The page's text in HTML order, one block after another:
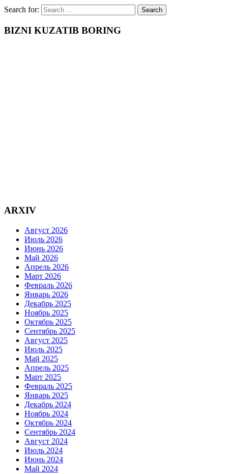
Search for:
BIZNI KUZATIB BORING
ARXIV
Август 2026
Июль 2026
Июнь 2026
Май 2026
Апрель 2026
Март 2026
Февраль 2026
Январь 2026
Декабрь 2025
Ноябрь 2025
Октябрь 2025
Сентябрь 2025
Август 2025
Июль 2025
Май 2025
Апрель 2025
Март 2025
Февраль 2025
Январь 2025
Декабрь 2024
Ноябрь 2024
Октябрь 2024
Сентябрь 2024
Август 2024
Июль 2024
Июнь 2024
Май 2024